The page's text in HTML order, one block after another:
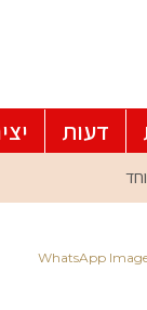
דעות
WhatsApp